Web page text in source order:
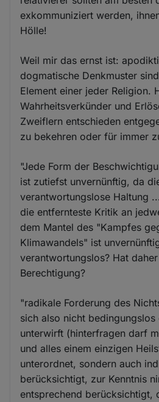
exkommuniziert werden,
Hölle!
Weil mir das ernst ist:
dogmatische Denkmuster
Element einer jeder Religion.
Wahrheitsverkünder und
Zweiflern entschieden
zu bekehren oder für immer
"Jede Form der
ist zutiefst unvernünftig, da
verantwortungslose Haltung
die entfernteste Kritik an
dem Mantel des "Kampfes
Klimawandels" ist
verantwortungslos? Hat
Berechtigung?
"radikale Forderung des
sich also nicht bedingungslos
unterwirft (hinterfragen darf
und alles einem einzigen
unterordnet, sondern auch
berücksichtigt, zur Kenntnis
entsprechend berücksichtigt,